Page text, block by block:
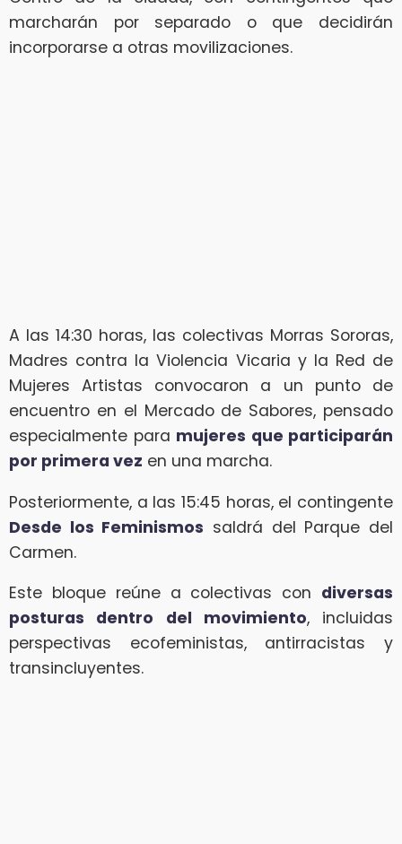
marcharán por separado o que decidirán
incorporarse a otras movilizaciones.
A las 14:30 horas, las colectivas Morras Sororas,
Madres contra la Violencia Vicaria y la Red de
Mujeres Artistas convocaron a un punto de
encuentro en el Mercado de Sabores, pensado
especialmente para mujeres que participarán
por primera vez en una marcha.
Posteriormente, a las 15:45 horas, el contingente
Desde los Feminismos saldrá del Parque del
Carmen.
Este bloque reúne a colectivas con diversas
posturas dentro del movimiento, incluidas
perspectivas ecofeministas, antirracistas y
transincluyentes.